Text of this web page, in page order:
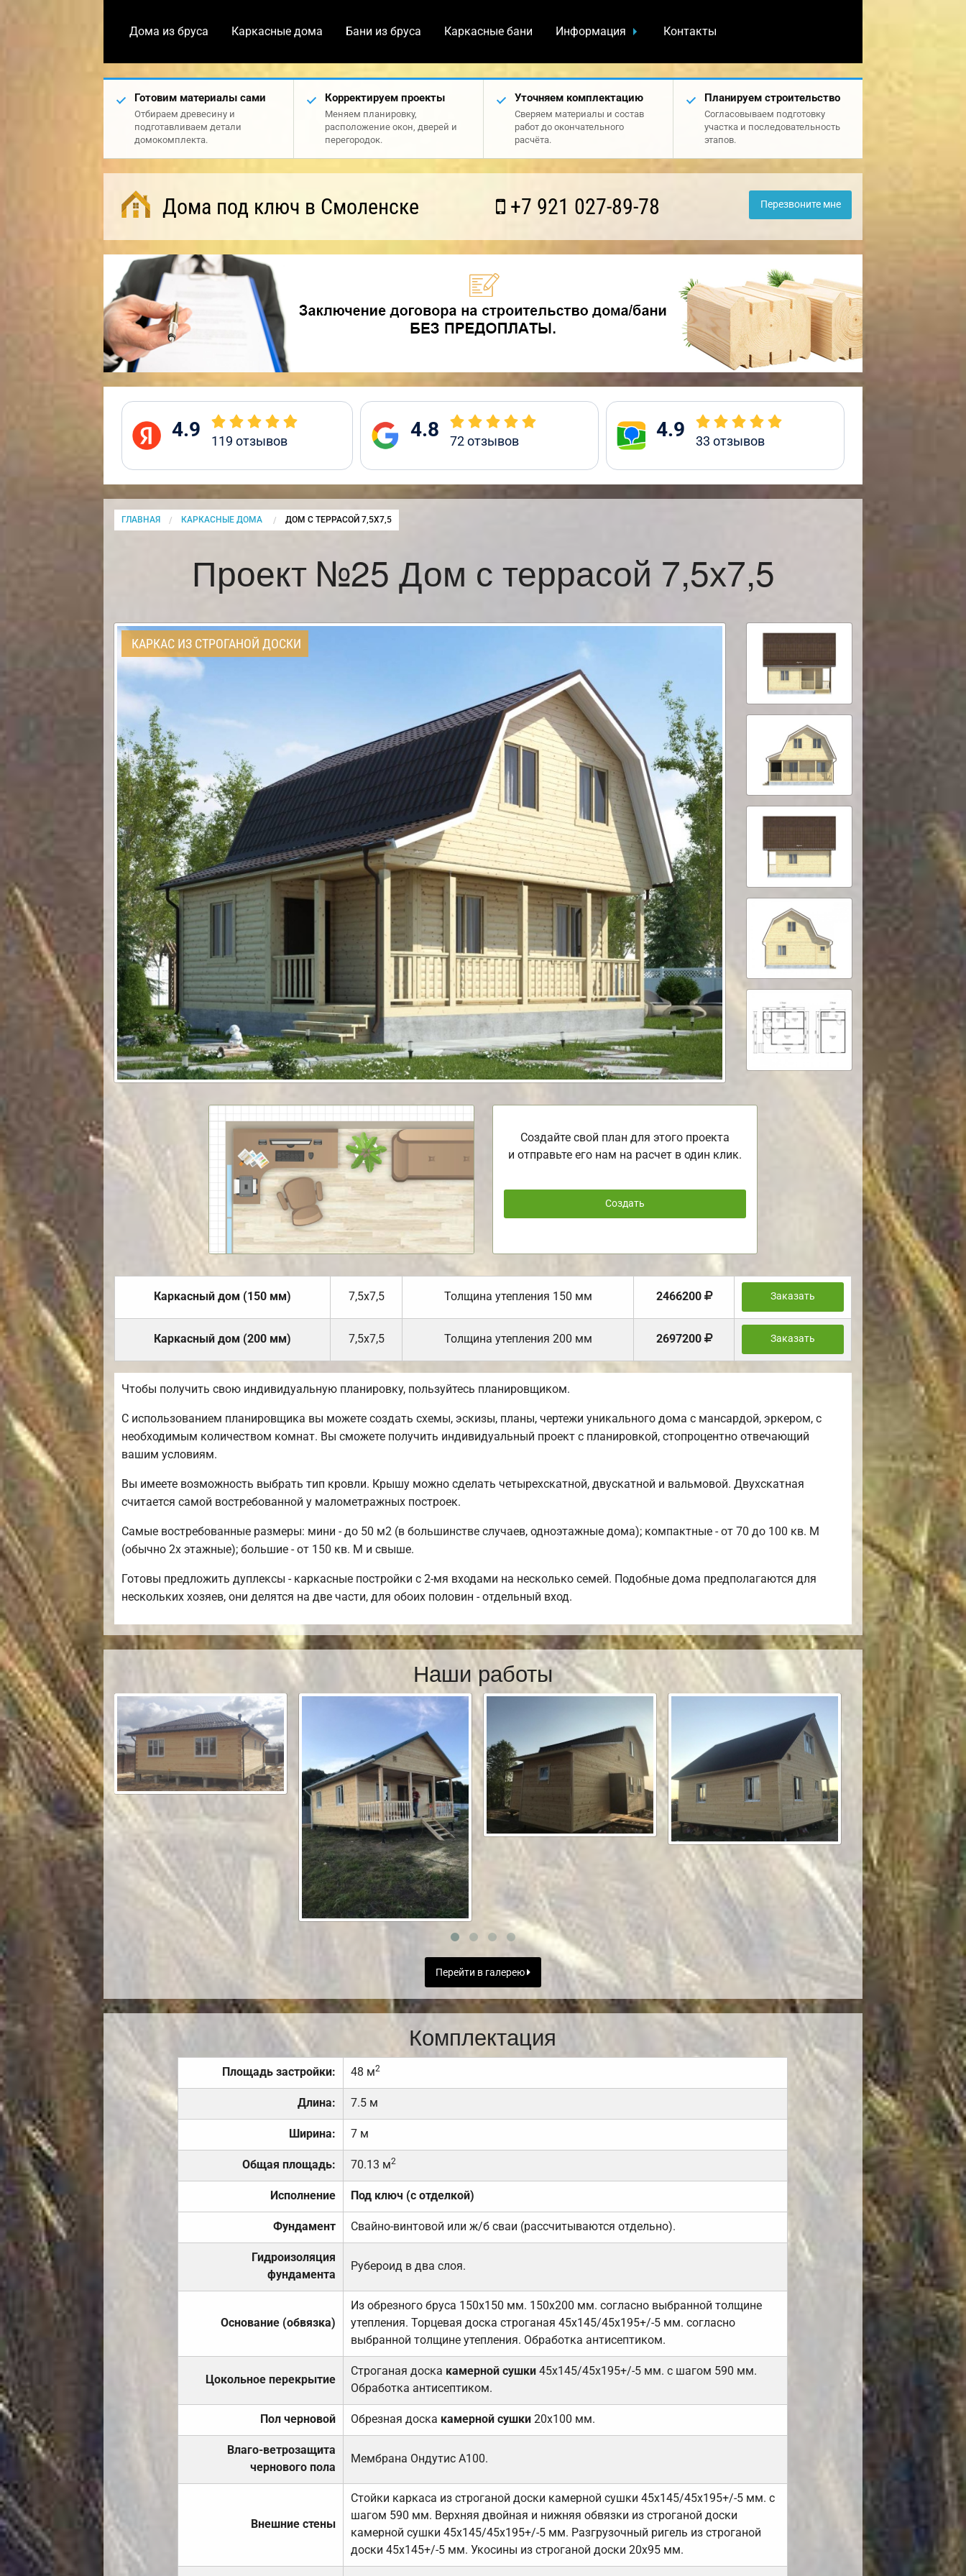
Дома из бруса Каркасные дома Бани из бруса Каркасные бани Информация Контакты
Готовим материалы сами
Отбираем древесину и
подготавливаем детали
домокомплекта.
Корректируем проекты
Меняем планировку,
расположение окон, дверей и
перегородок.
Уточняем комплектацию
Сверяем материалы и состав
работ до окончательного
расчёта.
Планируем строительство
Согласовываем подготовку
участка и последовательность
этапов.
Дома под ключ в Смоленске +7 921 027-89-78 Перезвоните мне
4.9 119 отзывов 4.8 72отзывов 4.9 33 отзывов
ГЛАВНАЯ КАРКАСНЫЕ ДОМА CURRENT:
ДОМ С ТЕРРАСОЙ 7,5Х7,5
Проект №25 Дом с террасой 7,5х7,5
КАРКАС ИЗ СТРОГАНОЙ ДОСКИ
Создайте свой план для этого проекта
и отправьте его нам на расчет в один клик.
Создать
Каркасный дом (150 мм) 7,5х7,5 Толщина утепления 150 мм 2466200 Заказать
Каркасный дом (200 мм) 7,5х7,5 Толщина утепления 200 мм 2697200 Заказать
Чтобы получить свою индивидуальную планировку, пользуйтесь планировщиком.
С использованием планировщика вы можете создать схемы, эскизы, планы, чертежи уникального дома с мансардой, эркером, с
необходимым количеством комнат. Вы сможете получить индивидуальный проект с планировкой, стопроцентно отвечающий
вашим условиям.
Вы имеете возможность выбрать тип кровли. Крышу можно сделать четырехскатной, двускатной и вальмовой. Двухскатная
считается самой востребованной у малометражных построек.
Самые востребованные размеры: мини - до 50 м2 (в большинстве случаев, одноэтажные дома); компактные - от 70 до 100 кв. М
(обычно 2х этажные); большие - от 150 кв. М и свыше.
Готовы предложить дуплексы - каркасные постройки с 2-мя входами на несколько семей. Подобные дома предполагаются для
нескольких хозяев, они делятся на две части, для обоих половин - отдельный вход.
Наши работы
Перейти в галерею
Комплектация
Площадь застройки: 48 м2
Длина: 7.5 м
Ширина: 7 м
Общая площадь: 70.13 м2
Исполнение Под ключ (с отделкой)
Фундамент Свайно-винтовой или ж/б сваи (рассчитываются отдельно).
Гидроизоляция
фундамента
Рубероид в два слоя.
Основание (обвязка)
Из обрезного бруса 150х150 мм. 150х200 мм. согласно выбранной толщине
утепления. Торцевая доска строганая 45х145/45х195+/-5 мм. согласно
выбранной толщине утепления. Обработка антисептиком.
Цокольное перекрытие
Строганая доска камерной сушки 45х145/45х195+/-5 мм. с шагом 590 мм.
Обработка антисептиком.
Пол черновой Обрезная доска камерной сушки20х100 мм.
Влаго-ветрозащита
чернового пола
Мембрана Ондутис А100.
Внешние стены
Стойки каркаса из строганой доски камерной сушки 45х145/45х195+/-5 мм. с
шагом 590 мм. Верхняя двойная и нижняя обвязки из строганой доски
камерной сушки 45х145/45х195+/-5 мм. Разгрузочный ригель из строганой
доски 45х145+/-5 мм. Укосины из строганой доски 20х95 мм.